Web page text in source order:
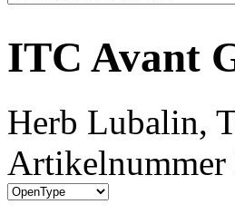
ITC Avant
Herb Lubalin,